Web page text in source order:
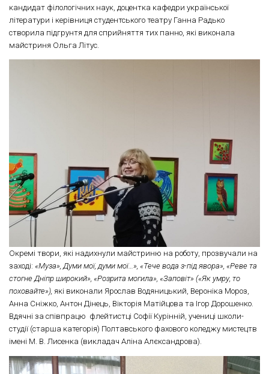
кандидат філологічних наук, доцентка кафедри української
літератури і керівниця студентського театру Ганна Радько
створила підгрунтя для сприйняття тих панно, які виконала
майстриня Ольга Літус.
Окремі твори, які надихнули майстриню на роботу, прозвучали на
заході: «Муза», Думи мої, думи мої…», «Тече вода з-під явора», «Реве та
стогне Дніпр широкий», «Розрита могила», «Заповіт» («Як умру, то
поховайте»), які виконали Ярослав Водяницький, Вероніка Мороз,
Анна Сніжко, Антон Дінець, Вікторія Матійцова та Ігор Дорошенко.
Вдячні за співпрацю флейтистці Софії Курінній, учениці школи-
студії (старша категорія) Полтавського фахового коледжу мистецтв
імені М. В. Лисенка (викладач Аліна Алєксандрова).